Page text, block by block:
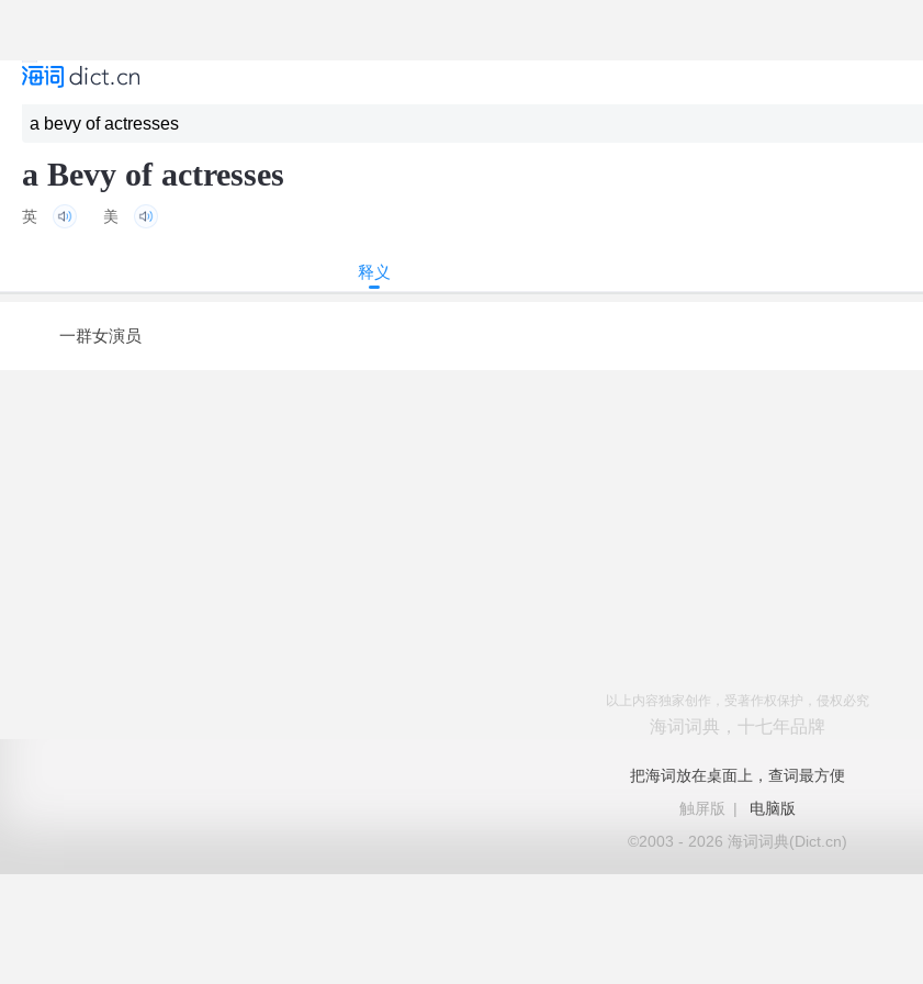
a Bevy of actresses
英 美
释义
一群女演员
以上内容独家创作，受著作权保护，侵权必究
海词词典，十七年品牌
把海词放在桌面上，查词最方便
触屏版
|
电脑版
©2003 - 2026 海词词典(Dict.cn)